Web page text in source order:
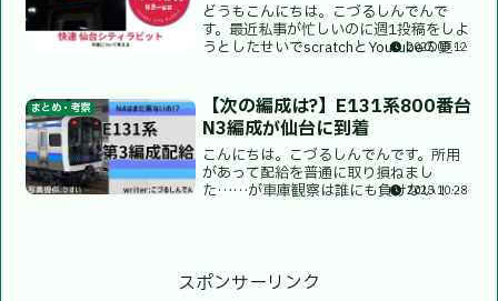
どうもこんにちは。こづるしんでんで
す。最近私事が忙しいのに週1投稿をしよ
うとしたせいでscratchとYoutubeの更新
今回は、一旦廃止されたしまった快速仙
台シティ...
2025.03.12
まとめ・考察
【次の編成は?】E131系800番台
N3編成が仙台に到着
こんにちは。こづるしんでんです。所用
があって配給を普通に取り損ねまし
た……が車庫観察は誰にも負けない！と
2025.10.28
スポンサーリンク